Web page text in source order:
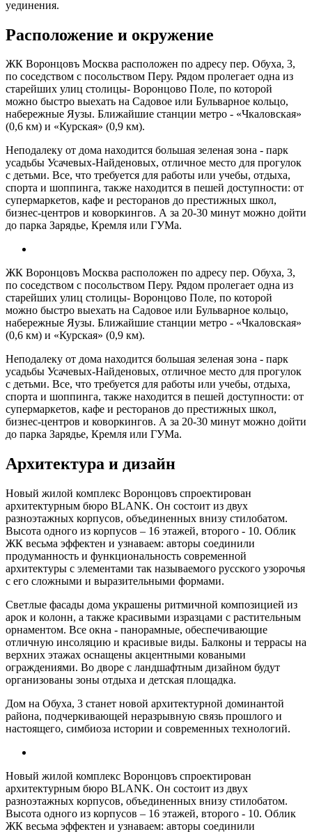
уединения.
Расположение и окружение
ЖК Воронцовъ Москва расположен по адресу пер. Обуха, 3,
по соседством с посольством Перу. Рядом пролегает одна из
старейших улиц столицы- Воронцово Поле, по которой
можно быстро выехать на Садовое или Бульварное кольцо,
набережные Яузы. Ближайшие станции метро - «Чкаловская»
(0,6 км) и «Курская» (0,9 км).
Неподалеку от дома находится большая зеленая зона - парк
усадьбы Усачевых-Найденовых, отличное место для прогулок
с детьми. Все, что требуется для работы или учебы, отдыха,
спорта и шоппинга, также находится в пешей доступности: от
супермаркетов, кафе и ресторанов до престижных школ,
бизнес-центров и коворкингов. А за 20-30 минут можно дойти
до парка Зарядье, Кремля или ГУМа.
ЖК Воронцовъ Москва расположен по адресу пер. Обуха, 3,
по соседством с посольством Перу. Рядом пролегает одна из
старейших улиц столицы- Воронцово Поле, по которой
можно быстро выехать на Садовое или Бульварное кольцо,
набережные Яузы. Ближайшие станции метро - «Чкаловская»
(0,6 км) и «Курская» (0,9 км).
Неподалеку от дома находится большая зеленая зона - парк
усадьбы Усачевых-Найденовых, отличное место для прогулок
с детьми. Все, что требуется для работы или учебы, отдыха,
спорта и шоппинга, также находится в пешей доступности: от
супермаркетов, кафе и ресторанов до престижных школ,
бизнес-центров и коворкингов. А за 20-30 минут можно дойти
до парка Зарядье, Кремля или ГУМа.
Архитектура и дизайн
Новый жилой комплекс Воронцовъ спроектирован
архитектурным бюро BLANK. Он состоит из двух
разноэтажных корпусов, объединенных внизу стилобатом.
Высота одного из корпусов – 16 этажей, второго - 10. Облик
ЖК весьма эффектен и узнаваем: авторы соединили
продуманность и функциональность современной
архитектуры с элементами так называемого русского узорочья
с его сложными и выразительными формами.
Светлые фасады дома украшены ритмичной композицией из
арок и колонн, а также красивыми изразцами с растительным
орнаментом. Все окна - панорамные, обеспечивающие
отличную инсоляцию и красивые виды. Балконы и террасы на
верхних этажах оснащены акцентными коваными
ограждениями. Во дворе с ландшафтным дизайном будут
организованы зоны отдыха и детская площадка.
Дом на Обуха, 3 станет новой архитектурной доминантой
района, подчеркивающей неразрывную связь прошлого и
настоящего, симбиоза истории и современных технологий.
Новый жилой комплекс Воронцовъ спроектирован
архитектурным бюро BLANK. Он состоит из двух
разноэтажных корпусов, объединенных внизу стилобатом.
Высота одного из корпусов – 16 этажей, второго - 10. Облик
ЖК весьма эффектен и узнаваем: авторы соединили